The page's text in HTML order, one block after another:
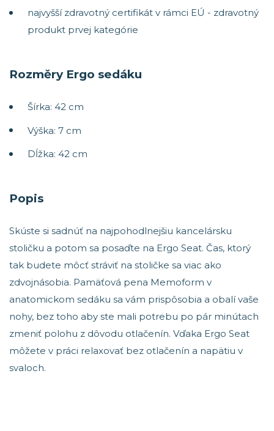
najvyšší zdravotný certifikát v rámci EÚ - zdravotný
produkt prvej kategórie
Rozměry Ergo sedáku
Šírka: 42 cm
Výška: 7 cm
Dĺžka: 42 cm
Popis
Skúste si sadnúť na najpohodlnejšiu kancelársku
stoličku a potom sa posaďte na Ergo Seat. Čas, ktorý
tak budete môcť stráviť na stoličke sa viac ako
zdvojnásobia. Pamäťová pena Memoform v
anatomickom sedáku sa vám prispôsobia a obalí vaše
nohy, bez toho aby ste mali potrebu po pár minútach
zmeniť polohu z dôvodu otlačenín. Vďaka Ergo Seat
môžete v práci relaxovať bez otlačenín a napätiu v
svaloch.